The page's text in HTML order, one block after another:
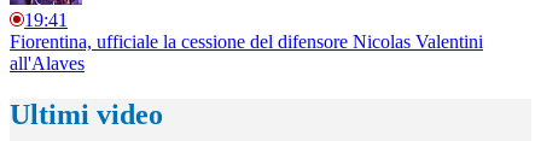
19:41
Fiorentina, ufficiale la cessione del difensore Nicolas Valentini
all'Alaves
Ultimi video